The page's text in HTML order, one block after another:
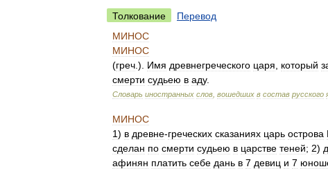
Толкование
Перевод
МИНОС
МИНОС
(греч .). Имя древнегреческого царя который
смерти судьею в аду.
Словарь иностранных слов вошедших в состав русского
МИНОС
1) в древне-греческих сказаниях царь острова
сделан по смерти судьею в царстве теней; 2)
афинян платить себе дань в 7 девиц и 7